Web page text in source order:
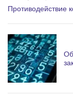
Противодействие